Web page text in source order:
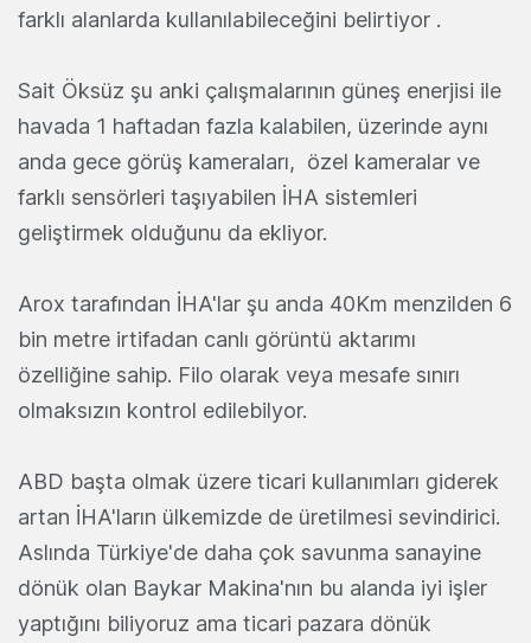
farklı alanlarda kullanılabileceğini belirtiyor .
Sait Öksüz şu anki çalışmalarının güneş enerjisi ile
havada 1 haftadan fazla kalabilen, üzerinde aynı
anda gece görüş kameraları, özel kameralar ve
farklı sensörleri taşıyabilen İHA sistemleri
geliştirmek olduğunu da ekliyor.
Arox tarafından İHA'lar şu anda 40Km menzilden 6
bin metre irtifadan canlı görüntü aktarımı
özelliğine sahip. Filo olarak veya mesafe sınırı
olmaksızın kontrol edilebilyor.
ABD başta olmak üzere ticari kullanımları giderek
artan İHA'ların ülkemizde de üretilmesi sevindirici.
Aslında Türkiye'de daha çok savunma sanayine
dönük olan Baykar Makina'nın bu alanda iyi işler
yaptığını biliyoruz ama ticari pazara dönük